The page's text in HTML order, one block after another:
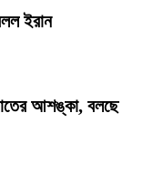
ইরান
আশঙ্কা, বলছে